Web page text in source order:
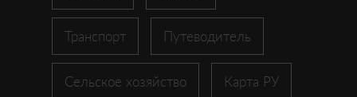
Транспорт Путеводитель
Сельское хозяйство Карта РУ